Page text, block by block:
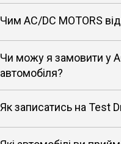
Чим AC/DC MOTORS
Чи можу я замовити у
автомобіля?
Як записатись на Test